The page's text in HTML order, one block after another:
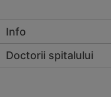
Info
Doctorii spitalului